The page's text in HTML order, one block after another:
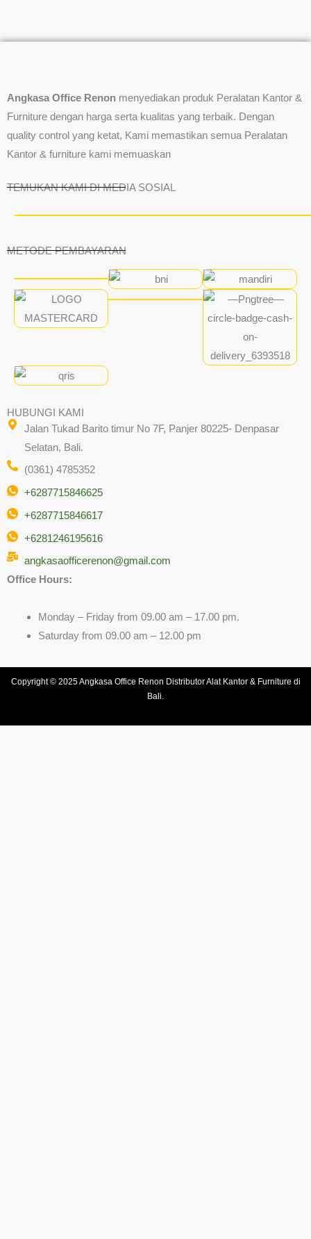
Angkasa Office Renon menyediakan produk Peralatan Kantor &
Furniture dengan harga serta kualitas yang terbaik. Dengan
quality control yang ketat, Kami memastikan semua Peralatan
Kantor & furniture kami memuaskan
TEMUKAN KAMI DI MEDIA SOSIAL
METODE PEMBAYARAN
HUBUNGI KAMI
Jalan Tukad Barito timur No 7F, Panjer 80225- Denpasar
Selatan, Bali.
(0361) 4785352
+6287715846625
+6287715846617
+6281246195616
angkasaofficerenon@gmail.com
Office Hours:
Monday – Friday from 09.00 am – 17.00 pm.
Saturday from 09.00 am – 12.00 pm
Copyright © 2025 Angkasa Office Renon Distributor Alat Kantor & Furniture di
Bali.